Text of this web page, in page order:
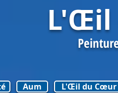
L'Œil
Aum L'Œil du Cœur